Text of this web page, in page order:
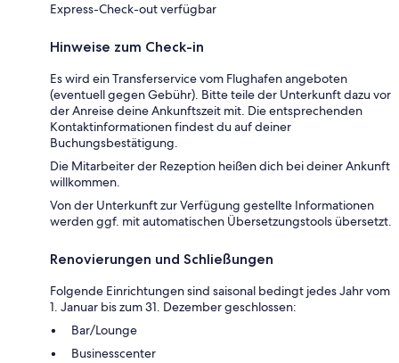
Express-Check-out verfügbar
Hinweise zum Check-in
Es wird ein Transferservice vom Flughafen angeboten
(eventuell gegen Gebühr). Bitte teile der Unterkunft dazu vor
der Anreise deine Ankunftszeit mit. Die entsprechenden
Kontaktinformationen findest du auf deiner
Buchungsbestätigung.
Die Mitarbeiter der Rezeption heißen dich bei deiner Ankunft
willkommen.
Von der Unterkunft zur Verfügung gestellte Informationen
werden ggf. mit automatischen Übersetzungstools übersetzt.
Renovierungen und Schließungen
Folgende Einrichtungen sind saisonal bedingt jedes Jahr vom
1. Januar bis zum 31. Dezember geschlossen:
Bar/Lounge
Businesscenter